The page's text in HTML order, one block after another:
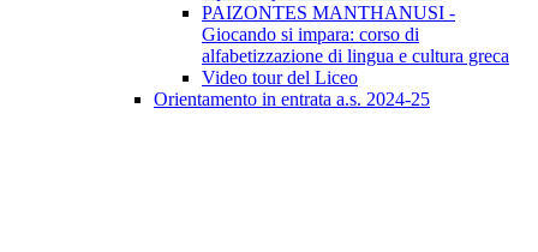
PAIZONTES MANTHANUSI -
Giocando si impara: corso di
alfabetizzazione di lingua e cultura greca
Video tour del Liceo
Orientamento in entrata a.s. 2024-25